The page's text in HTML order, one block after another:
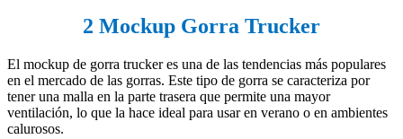
2 Mockup Gorra Trucker
El mockup de gorra trucker es una de las tendencias más populares
en el mercado de las gorras. Este tipo de gorra se caracteriza por
tener una malla en la parte trasera que permite una mayor
ventilación, lo que la hace ideal para usar en verano o en ambientes
calurosos.